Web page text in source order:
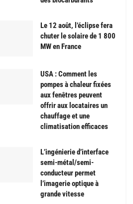
Le 12 août, l’éclipse fera
chuter le solaire de 1 800
MW en France
USA : Comment les
pompes à chaleur fixées
aux fenêtres peuvent
offrir aux locataires un
chauffage et une
climatisation efficaces
L’ingénierie d’interface
semi-métal/semi-
conducteur permet
l’imagerie optique à
grande vitesse